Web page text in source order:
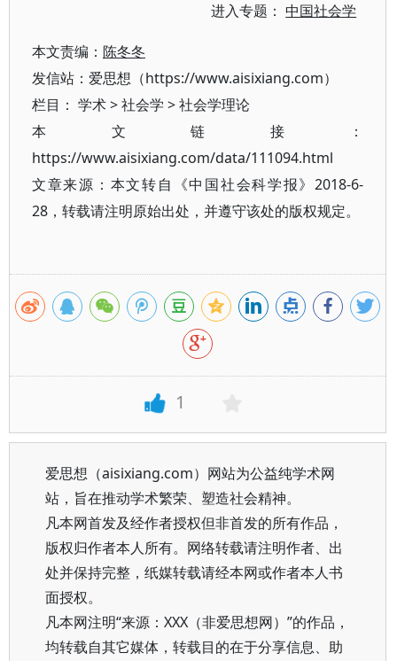
进入专题：中国社会学
本文责编： 陈冬冬
发信站：爱思想（https://www.aisixiang.com）
栏目： 学术>社会学 >社会学理论
本文链接：
https://www.aisixiang.com/data/111094.html
文章来源：本文转自《中国社会科学报》2018-6-
28，转载请注明原始出处，并遵守该处的版权规定。
1
爱思想（aisixiang.com）网站为公益纯学术网
站，旨在推动学术繁荣、塑造社会精神。
凡本网首发及经作者授权但非首发的所有作品，
版权归作者本人所有。网络转载请注明作者、出
处并保持完整，纸媒转载请经本网或作者本人书
面授权。
凡本网注明“来源：XXX（非爱思想网）”的作品，
均转载自其它媒体，转载目的在于分享信息、助